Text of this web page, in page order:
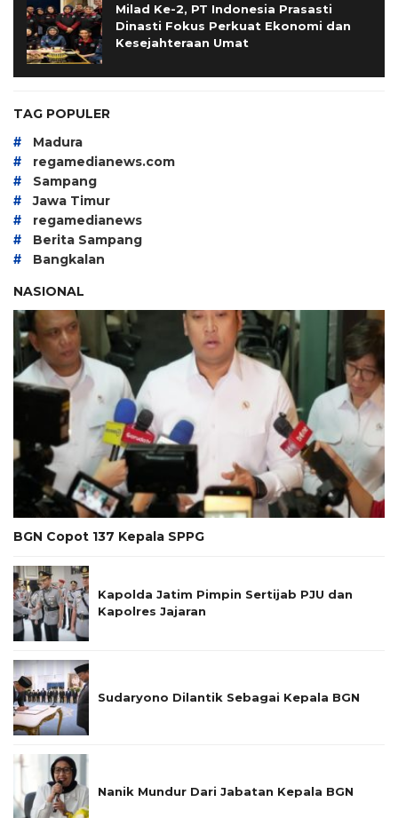
Milad Ke-2, PT Indonesia Prasasti
Dinasti Fokus Perkuat Ekonomi dan
Kesejahteraan Umat
TAG POPULER
# Madura
# regamedianews.com
# Sampang
# Jawa Timur
# regamedianews
# Berita Sampang
#
Bangkalan
NASIONAL
BGN Copot 137 Kepala SPPG
Kapolda Jatim Pimpin Sertijab PJU dan
Kapolres Jajaran
Sudaryono Dilantik Sebagai Kepala BGN
Nanik Mundur Dari Jabatan Kepala BGN